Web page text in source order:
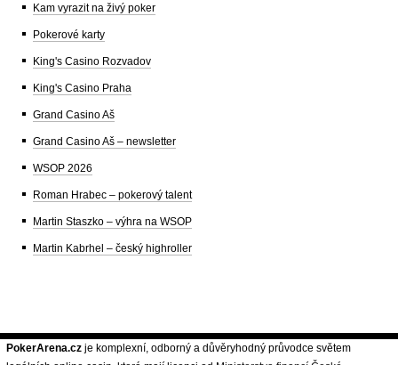
Kam vyrazit na živý poker
Pokerové karty
King's Casino Rozvadov
King's Casino Praha
Grand Casino Aš
Grand Casino Aš – newsletter
WSOP 2026
Roman Hrabec – pokerový talent
Martin Staszko – výhra na WSOP
Martin Kabrhel – český highroller
PokerArena.cz je komplexní, odborný a důvěryhodný průvodce světem